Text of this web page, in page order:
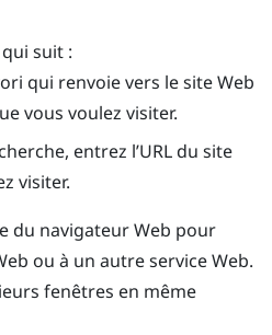
suit :
qui renvoie vers le site Web
vous voulez visiter.
entrez l’URL du site
visiter.
du navigateur Web pour
ou à un autre service Web.
fenêtres en même